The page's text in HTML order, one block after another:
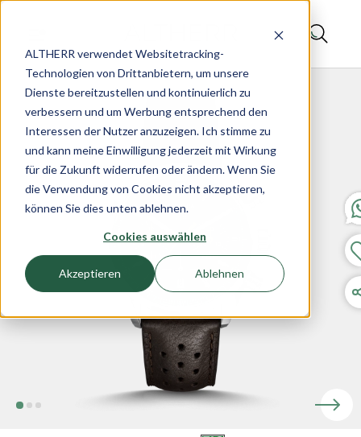
ALTHERR verwendet Websitetracking-
Technologien von Drittanbietern, um unsere
Dienste bereitzustellen und kontinuierlich zu
verbessern und um Werbung entsprechend den
Interessen der Nutzer anzuzeigen. Ich stimme zu
und kann meine Einwilligung jederzeit mit Wirkung
für die Zukunft widerrufen oder ändern. Wenn Sie
die Verwendung von Cookies nicht akzeptieren,
können Sie dies unten ablehnen.
Cookies auswählen
Akzeptieren Ablehnen